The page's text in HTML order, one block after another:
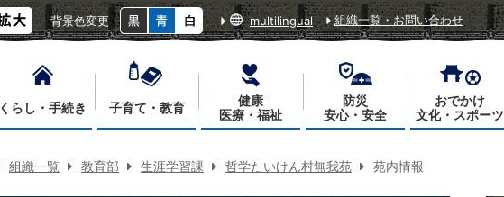
背景色変更 multilingual 組織一覧・お問い合わせ
くらし・手続き 子育て・教育
健康
医療・福祉
防災
安心・安全
おでかけ
文化・スポーツ
組織一覧 教育部 生涯学習課 哲学たいけん村無我苑 苑内情報